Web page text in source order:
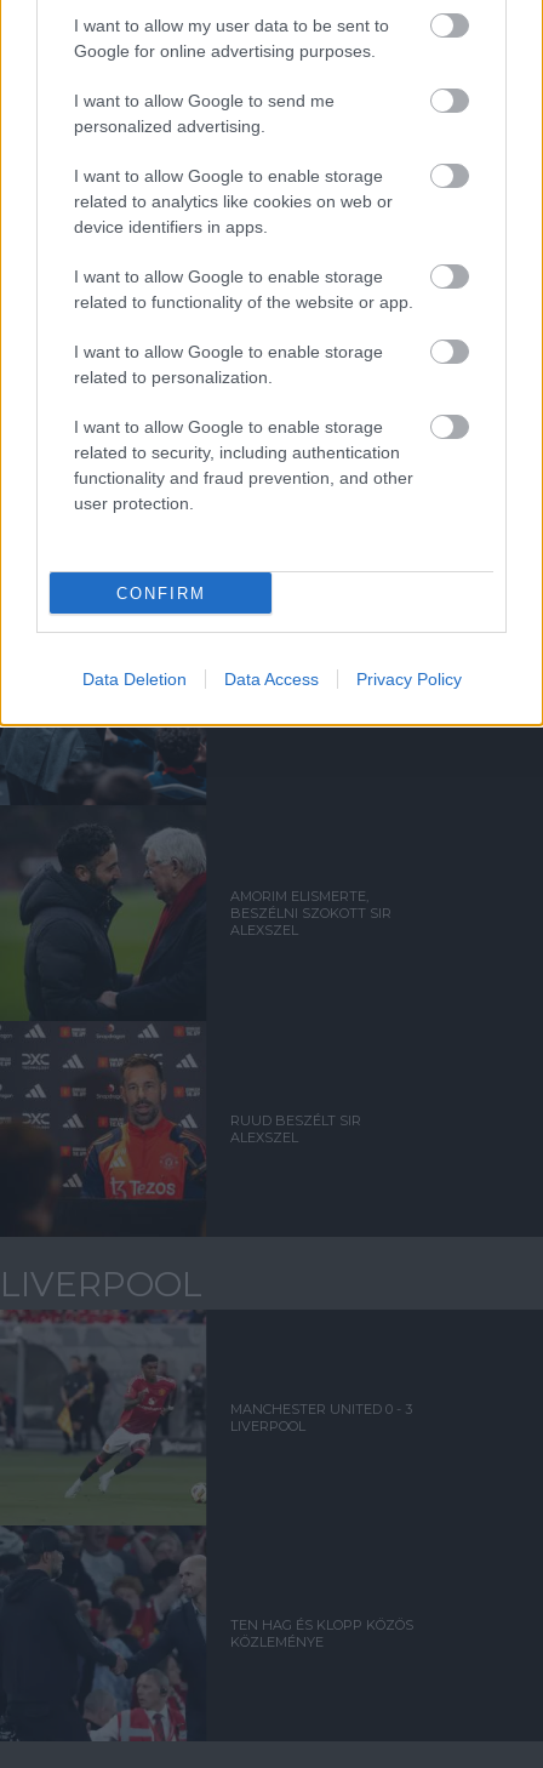
I want to allow my user data to be sent to
Google for online advertising purposes.
I want to allow Google to send me
personalized advertising.
I want to allow Google to enable storage
related to analytics like cookies on web or
device identifiers in apps.
I want to allow Google to enable storage
related to functionality of the website or app.
I want to allow Google to enable storage
related to personalization.
I want to allow Google to enable storage
related to security, including authentication
functionality and fraud prevention, and other
user protection.
CONFIRM
Data Deletion Data Access Privacy Policy
Támogasd adományoddal
Kapcsolódó hírek
SIR ALEX FERGUSON
FLETCHER "SZÜRREÁLIS"
HETÉRŐL, BRUNORÓL ÉS A
POZITIVITÁS
AMORIM ELISMERTE,
BESZÉLNI SZOKOTT SIR
ALEXSZEL
RUUD BESZÉLT SIR
ALEXSZEL
LIVERPOOL
MANCHESTER UNITED 0 - 3
LIVERPOOL
TEN HAG ÉS KLOPP KÖZÖS
KÖZLEMÉNYE